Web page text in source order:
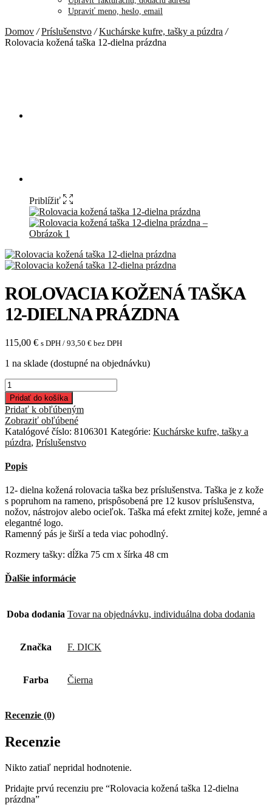
Upraviť meno, heslo, email
Domov / Príslušenstvo / Kuchárske kufre, tašky a púzdra /
Rolovacia kožená taška 12-dielna prázdna
Priblížiť
ROLOVACIA KOŽENÁ TAŠKA
12-DIELNA PRÁZDNA
115,00 € s DPH / 93,50 € bez DPH
1 na sklade (dostupné na objednávku)
množstvo
Rolovacia
kožená
taška
12-
dielna
prázdna
Pridať do košíka
Pridať k obľúbeným
Zobraziť obľúbené
Katalógové číslo: 8106301 Kategórie: Kuchárske kufre, tašky a
púzdra, Príslušenstvo
Popis
12- dielna kožená rolovacia taška bez príslušenstva. Taška je z kože
s popruhom na rameno, prispôsobená pre 12 kusov príslušenstva,
nožov, nástrojov alebo ocieľok. Taška má efekt zrnitej kože, jemné a
elegantné logo.
Ramenný pás je širší a teda viac pohodlný.
Rozmery tašky: dĺžka 75 cm x šírka 48 cm
Ďalšie informácie
Doba dodania Tovar na objednávku, individuálna doba dodania
Značka F. DICK
Farba Čierna
Recenzie (0)
Recenzie
Nikto zatiaľ nepridal hodnotenie.
Pridajte prvú recenziu pre “Rolovacia kožená taška 12-dielna
prázdna”